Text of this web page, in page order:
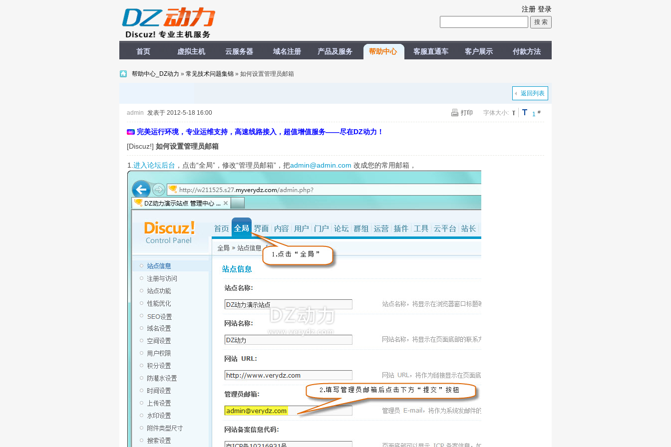
注册 登录
首页 虚拟主机 云服务器 域名注册 产品及服务 帮助中心 客服直通车 客户展示 付款方法
帮助中心_DZ动力 » 常见技术问题集锦 » 如何设置管理员邮箱
返回列表
1 #
打印 字体大小:
admin 发表于 2012-5-18 16:00
完美运行环境，专业运维支持，高速线路接入，超值增值服务——尽在DZ动力！
[Discuz!] 如何设置管理员邮箱
1. 进入论坛后台 ，点击“全局”，修改“管理员邮箱”，把admin@admin.com 改成您的常用邮箱，